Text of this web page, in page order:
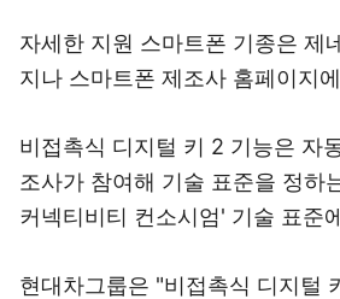
자세한 지원 스마트폰 기종은 제
지나 스마트폰 제조사 홈페이지
비접촉식 디지털 키 2 기능은 자
조사가 참여해 기술 표준을 정하
커넥티비티 컨소시엄' 기술 표준
현대차그룹은 "비접촉식 디지털